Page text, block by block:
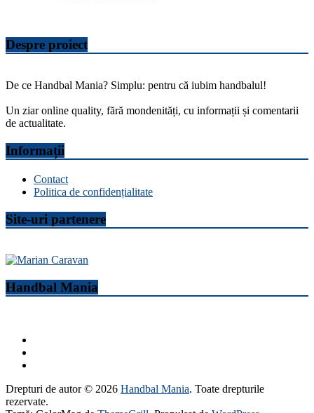
Despre proiect
De ce Handbal Mania? Simplu: pentru că iubim handbalul!
Un ziar online quality, fără mondenități, cu informații și comentarii
de actualitate.
Informații
Contact
Politica de confidențialitate
Site-uri partenere
Handbal Mania
Drepturi de autor © 2026 Handbal Mania. Toate drepturile
rezervate.